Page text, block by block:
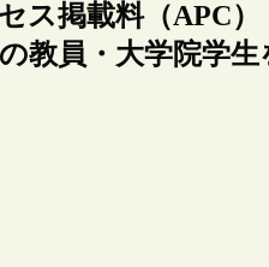
ス掲載料（APC
教員・大学院学生